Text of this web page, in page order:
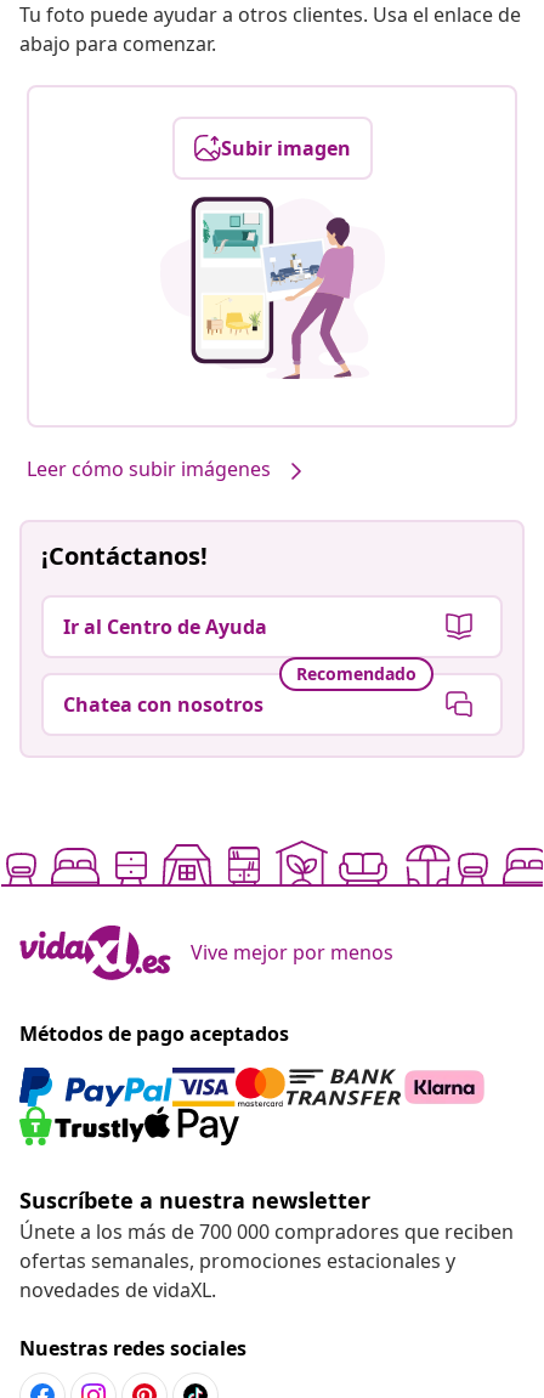
Tu foto puede ayudar a otros clientes. Usa el enlace de
abajo para comenzar.
Subir imagen
Leer cómo subir imágenes
¡Contáctanos!
Ir al Centro de Ayuda
Recomendado
Chatea con nosotros
Vive mejor por menos
Métodos de pago aceptados
Suscríbete a nuestra newsletter
Únete a los más de 700 000 compradores que reciben
ofertas semanales, promociones estacionales y
novedades de vidaXL.
Nuestras redes sociales